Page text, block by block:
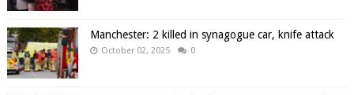
Manchester: 2 killed in synagogue car, knife attack
October 02, 2025 0